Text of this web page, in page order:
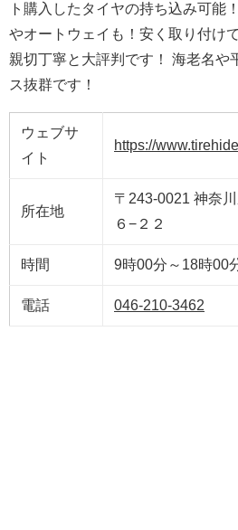
ト購入したタイヤの持ち込み可能
やオートウェイも！安く取り付け
親切丁寧と大評判です！ 海老名や
ス抜群です！
ウェブサ
イト
https://
所在地
〒243-0021 神奈
６−２２
時間 9時00分～18時00
電話 046-210-3462